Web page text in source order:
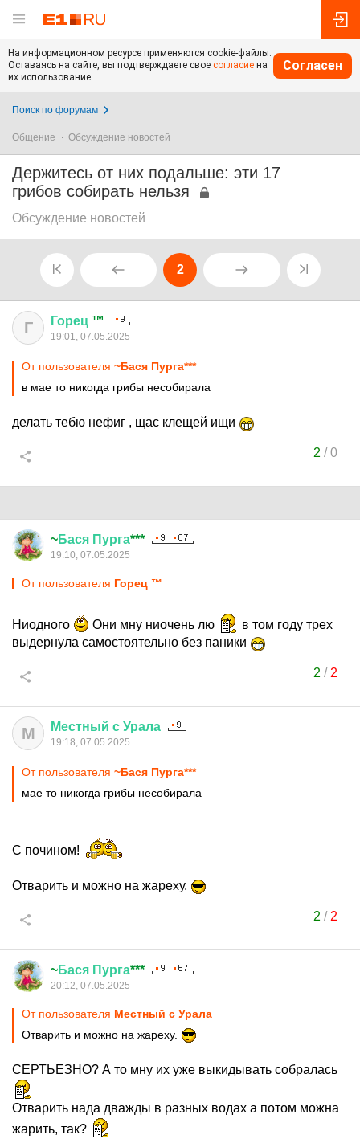
На информационном ресурсе применяются cookie-файлы.
Оставаясь на сайте, вы подтверждаете свое согласие на
их использование.
Согласен
Поиск по форумам
Общение Обсуждение новостей
Держитесь от них подальше: эти 17
грибов собирать нельзя
Обсуждение новостей
2
Г Горец ™
19:01, 07.05.2025
От пользователя ~Бася Пурга***
в мае то никогда грибы несобирала
делать тебю нефиг , щас клещей ищи
2 /0
~Бася Пурга***
19:10, 07.05.2025
От пользователя Горец ™
Ниодного Они мну ниочень лю
в том году трех
выдернула самостоятельно без паники
2 / 2
М Местный с Урала
19:18, 07.05.2025
От пользователя ~Бася Пурга***
мае то никогда грибы несобирала
С почином!
Отварить и можно на жареху.
2 / 2
~Бася Пурга***
20:12, 07.05.2025
От пользователя Местный с Урала
Отварить и можно на жареху.
СЕРТЬЕЗНО? А то мну их уже выкидывать собралась
Отварить нада дважды в разных водах а потом можна
жарить, так?